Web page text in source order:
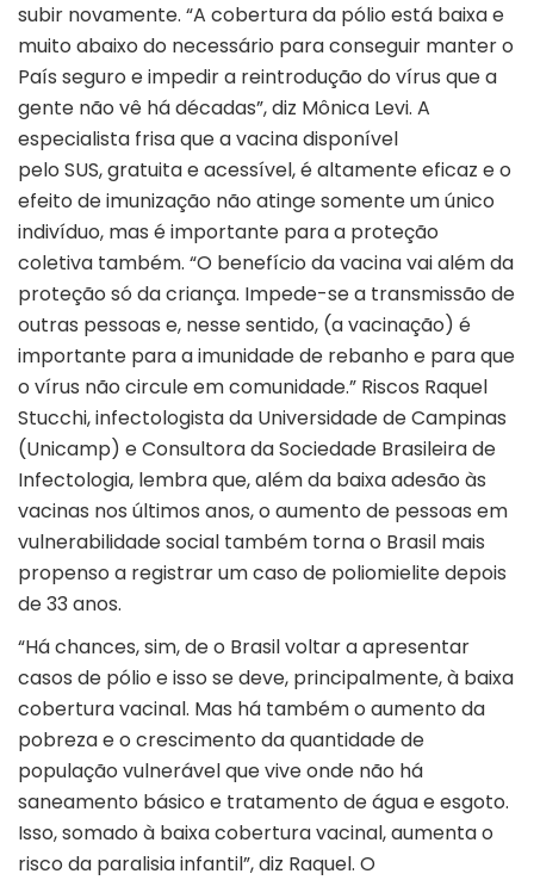
subir novamente. “A cobertura da pólio está baixa e
muito abaixo do necessário para conseguir manter o
País seguro e impedir a reintrodução do vírus que a
gente não vê há décadas”, diz Mônica Levi. A
especialista frisa que a vacina disponível
pelo SUS, gratuita e acessível, é altamente eficaz e o
efeito de imunização não atinge somente um único
indivíduo, mas é importante para a proteção
coletiva também. “O benefício da vacina vai além da
proteção só da criança. Impede-se a transmissão de
outras pessoas e, nesse sentido, (a vacinação) é
importante para a imunidade de rebanho e para que
o vírus não circule em comunidade.” Riscos Raquel
Stucchi, infectologista da Universidade de Campinas
(Unicamp) e Consultora da Sociedade Brasileira de
Infectologia, lembra que, além da baixa adesão às
vacinas nos últimos anos, o aumento de pessoas em
vulnerabilidade social também torna o Brasil mais
propenso a registrar um caso de poliomielite depois
de 33 anos.
“Há chances, sim, de o Brasil voltar a apresentar
casos de pólio e isso se deve, principalmente, à baixa
cobertura vacinal. Mas há também o aumento da
pobreza e o crescimento da quantidade de
população vulnerável que vive onde não há
saneamento básico e tratamento de água e esgoto.
Isso, somado à baixa cobertura vacinal, aumenta o
risco da paralisia infantil”, diz Raquel. O